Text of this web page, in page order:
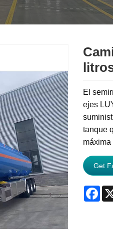
El
ejes
tanque
máxima
Get